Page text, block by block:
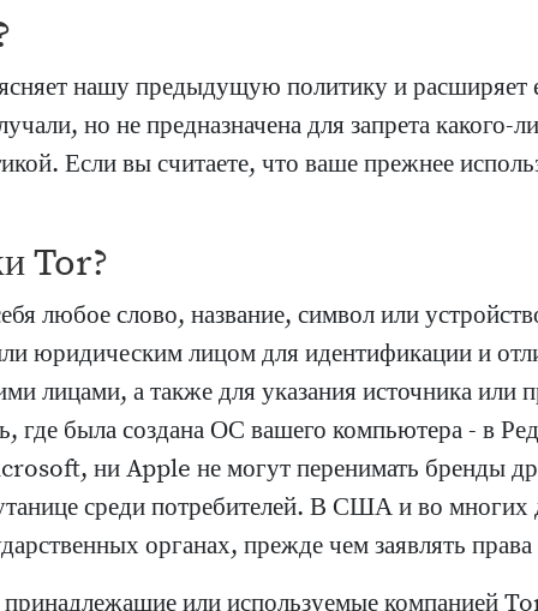
нашу предыдущую политику и расширяет
но не предназначена для запрета какого-
Если вы считаете, что ваше прежнее
Tor?
любое слово, название, символ или
юридическим лицом для идентификации и
лицами, а также для указания источника или
где была создана ОС вашего компьютера - в
ни Apple не могут перенимать бренды
среди потребителей. В США и во многих
органах, прежде чем заявлять права
или используемые компанией